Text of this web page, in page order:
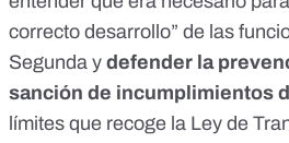
correcto desarrollo” de las
Segunda y defender la
sanción de incumplimientos
límites que recoge la Ley de